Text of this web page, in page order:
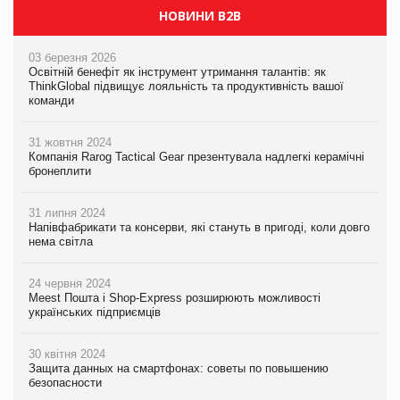
НОВИНИ B2B
03 березня 2026
Освітній бенефіт як інструмент утримання талантів: як
ThinkGlobal підвищує лояльність та продуктивність вашої
команди
31 жовтня 2024
Компанія Rarog Tactical Gear презентувала надлегкі керамічні
бронеплити
31 липня 2024
Напівфабрикати та консерви, які стануть в пригоді, коли довго
нема світла
24 червня 2024
Meest Пошта і Shop-Express розширюють можливості
українських підприємців
30 квітня 2024
Защита данных на смартфонах: советы по повышению
безопасности